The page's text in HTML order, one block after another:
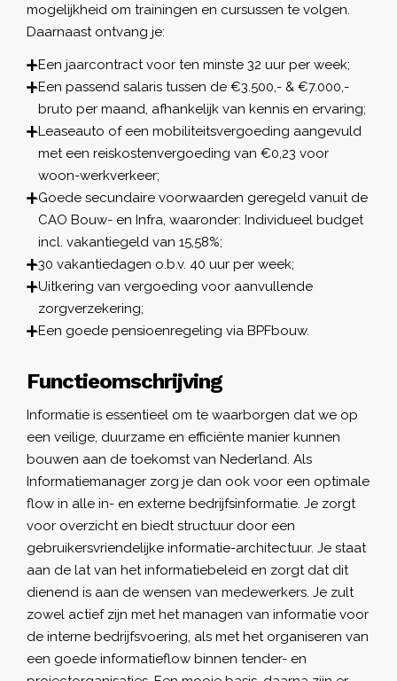
mogelijkheid om trainingen en cursussen te volgen.
Daarnaast ontvang je:
Een jaarcontract voor ten minste 32 uur per week;
Een passend salaris tussen de €3.500,- & €7.000,-
bruto per maand, afhankelijk van kennis en ervaring;
Leaseauto of een mobiliteitsvergoeding aangevuld
met een reiskostenvergoeding van €0,23 voor
woon-werkverkeer;
Goede secundaire voorwaarden geregeld vanuit de
CAO Bouw- en Infra, waaronder: Individueel budget
incl. vakantiegeld van 15,58%;
30 vakantiedagen o.b.v. 40 uur per week;
Uitkering van vergoeding voor aanvullende
zorgverzekering;
Een goede pensioenregeling via BPFbouw.
Functieomschrijving
Informatie is essentieel om te waarborgen dat we op
een veilige, duurzame en efficiënte manier kunnen
bouwen aan de toekomst van Nederland. Als
Informatiemanager zorg je dan ook voor een optimale
flow in alle in- en externe bedrijfsinformatie. Je zorgt
voor overzicht en biedt structuur door een
gebruikersvriendelijke informatie-architectuur. Je staat
aan de lat van het informatiebeleid en zorgt dat dit
dienend is aan de wensen van medewerkers. Je zult
zowel actief zijn met het managen van informatie voor
de interne bedrijfsvoering, als met het organiseren van
een goede informatieflow binnen tender- en